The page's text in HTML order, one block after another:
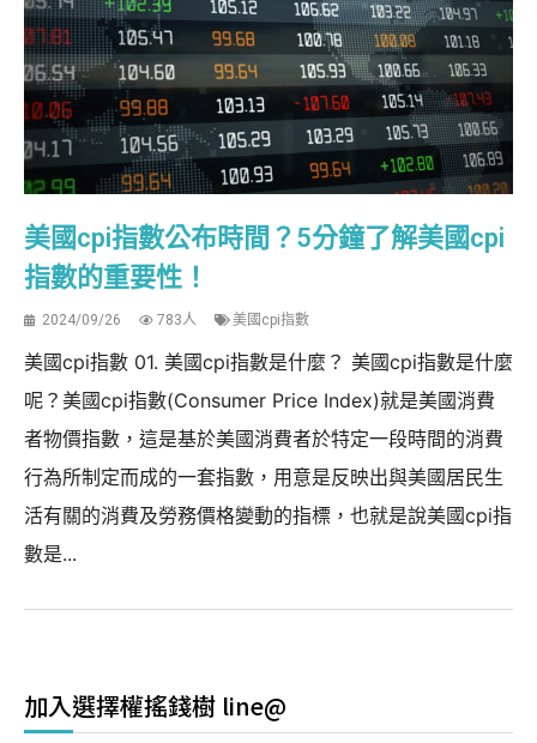
美國cpi指數公布時間？5分鐘了解美國cpi
指數的重要性！
2024/09/26 783人 美國cpi指數
美國cpi指數 01. 美國cpi指數是什麼？ 美國cpi指數是什麼
呢？美國cpi指數(Consumer Price Index)就是美國消費
者物價指數，這是基於美國消費者於特定一段時間的消費
行為所制定而成的一套指數，用意是反映出與美國居民生
活有關的消費及勞務價格變動的指標，也就是說美國cpi指
數是...
加入選擇權搖錢樹 line@